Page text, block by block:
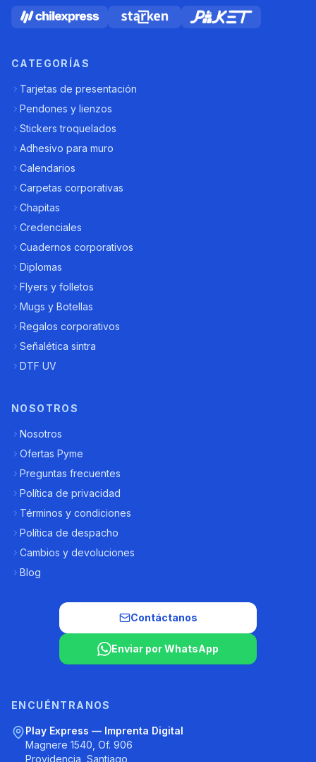
CATEGORÍAS
Tarjetas de presentación
Pendones y lienzos
Stickers troquelados
Adhesivo para muro
Calendarios
Carpetas corporativas
Chapitas
Credenciales
Cuadernos corporativos
Diplomas
Flyers y folletos
Mugs y Botellas
Regalos corporativos
Señalética sintra
DTF UV
NOSOTROS
Nosotros
Ofertas Pyme
Preguntas frecuentes
Política de privacidad
Términos y condiciones
Política de despacho
Cambios y devoluciones
Blog
Contáctanos
Enviar por WhatsApp
ENCUÉNTRANOS
Play Express — Imprenta Digital
Magnere 1540, Of. 906
Providencia, Santiago